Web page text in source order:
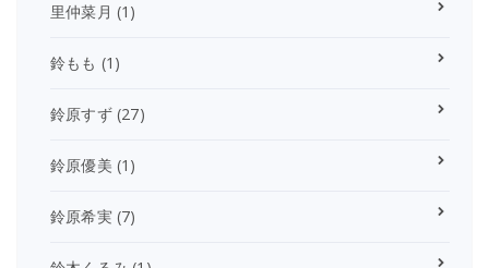
里仲菜月 (1)
鈴もも (1)
鈴原すず(27)
鈴原優美 (1)
鈴原希実(7)